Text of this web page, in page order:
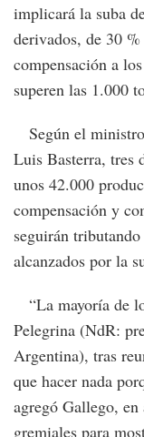
implicará la suba
derivados, de 30
compensación a
superen las 1.000
Según el
Luis Basterra, tres
unos 42.000
compensación y
seguirán
alcanzados por la
“La mayoría de
Pelegrina (NdR:
Argentina), tras
que hacer nada
agregó Gallego, en
gremiales para